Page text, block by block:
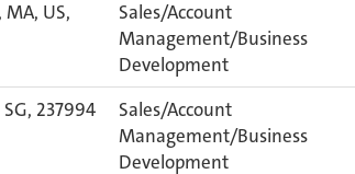
MA, US,
Sales/Account
Management/Business
Development
237994
Sales/Account
Management/Business
Development